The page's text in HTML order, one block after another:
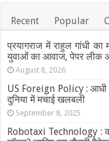
Recent Popular
प्रयागराज में राहुल गांधी का
युवाओं का आवाज, पेपर लीक
August 8, 2026
US Foreign Policy : आधी
दुनिया में मचाई खलबली
September 8, 2025
Robotaxi Technology :